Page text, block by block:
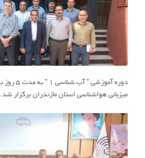
میزبانی هواشناسی استان مازندران برگزار شد.